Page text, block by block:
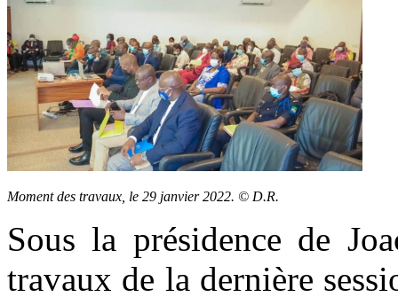
Moment des travaux, le 29 janvier 2022. © D.R.
Sous la présidence de
travaux de la dernière